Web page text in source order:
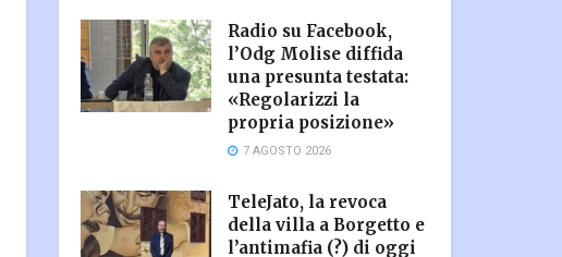
Radio su Facebook,
l’Odg Molise diffida
una presunta testata:
«Regolarizzi la
propria posizione»
7 AGOSTO 2026
TeleJato, la revoca
della villa a Borgetto e
l’antimafia (?) di oggi